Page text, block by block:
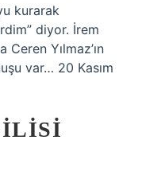
kurarak
diyor. İrem
Yılmaz’ın
var… 20 Kasım